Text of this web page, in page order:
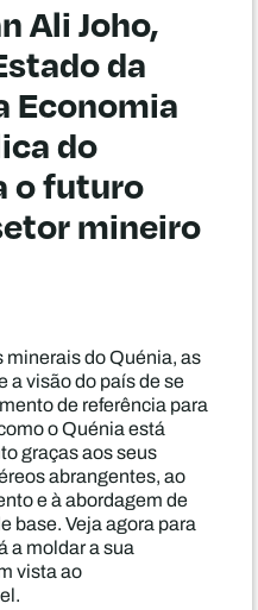
Ali Joho,
da
Economia
do
o futuro
mineiro
do Quénia, as
a visão do país de se
de referência para
o Quénia está
graças aos seus
abrangentes, ao
e à abordagem de
base. Veja agora para
a moldar a sua
vista ao